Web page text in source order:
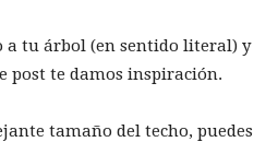
a tu árbol (en sentido literal) y
post te damos inspiración.
tamaño del techo, puedes